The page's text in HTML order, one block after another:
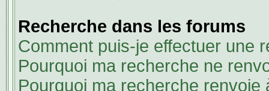
Recherche dans les forums
Comment puis-je effectuer une
Pourquoi ma recherche ne
Pourquoi ma recherche renvoie